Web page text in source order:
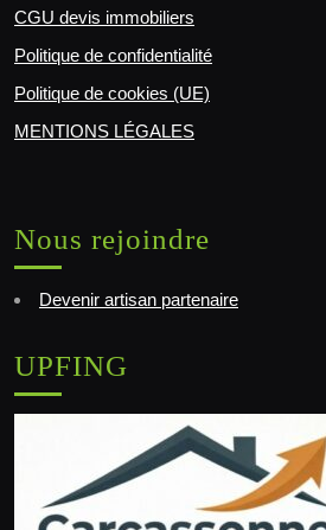
CGU devis immobiliers
Politique de confidentialité
Politique de cookies (UE)
MENTIONS LÉGALES
Nous rejoindre
Devenir artisan partenaire
UPFING